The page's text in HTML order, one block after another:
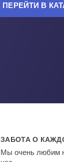
ПЕРЕЙТИ В
ЗАБОТА О
Мы очень любим